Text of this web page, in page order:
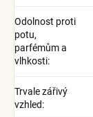
Odolnost proti
potu,
parfémům a
vlhkosti:
Trvale zářivý
vzhled: